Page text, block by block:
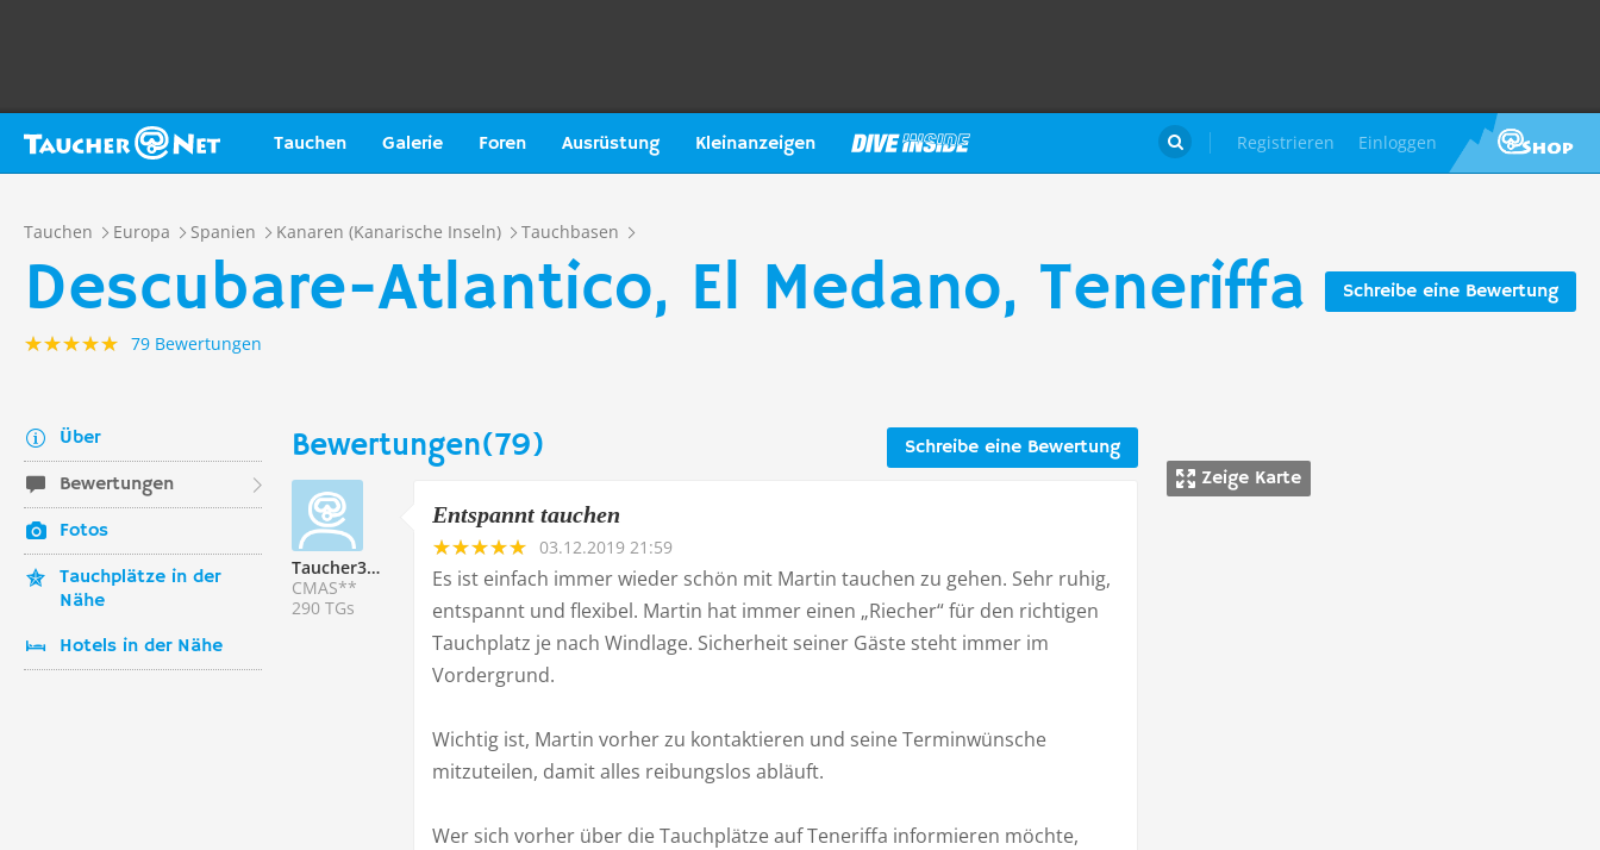
Tauchen Galerie Foren Ausrüstung Kleinanzeigen Registrieren Einloggen

Tauchen Europa Spanien Kanaren (Kanarische Inseln) Tauchbasen
Schreibe eine Bewertung
Descubare-Atlantico, El Medano, Teneriffa
79 Bewertungen
Über
Bewertungen
Fotos
Tauchplätze in der
Nähe
Hotels in der Nähe
Zeige Karte
Schreibe eine Bewertung
Bewertungen(79)
Taucher329467
CMAS**
290 TGs
Entspannt tauchen
03.12.2019 21:59
Es ist einfach immer wieder schön mit Martin tauchen zu gehen. Sehr ruhig,
entspannt und flexibel. Martin hat immer einen „Riecher“ für den richtigen
Tauchplatz je nach Windlage. Sicherheit seiner Gäste steht immer im
Vordergrund.
Wichtig ist, Martin vorher zu kontaktieren und seine Terminwünsche
mitzuteilen, damit alles reibungslos abläuft.
Wer sich vorher über die Tauchplätze auf Teneriffa informieren möchte,